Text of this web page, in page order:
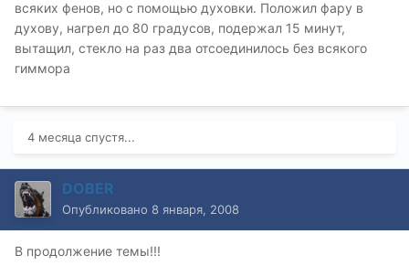
всяких фенов, но с помощью духовки. Положил фару в
духову, нагрел до 80 градусов, подержал 15 минут,
вытащил, стекло на раз два отсоединилось без всякого
гиммора
4 месяца спустя...
DOBER
Опубликовано 8 января, 2008
В продолжение темы!!!